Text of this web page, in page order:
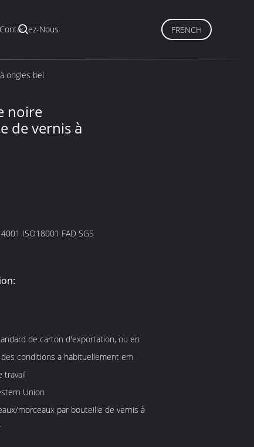
Contactez-Nous FRENCH
ongles bel
noire
de vernis à
ISO18001 FAD SGS
de carton d'exportation, ou en
conditions a habituellement em
travail
Union
morceaux par bouteille de vernis à